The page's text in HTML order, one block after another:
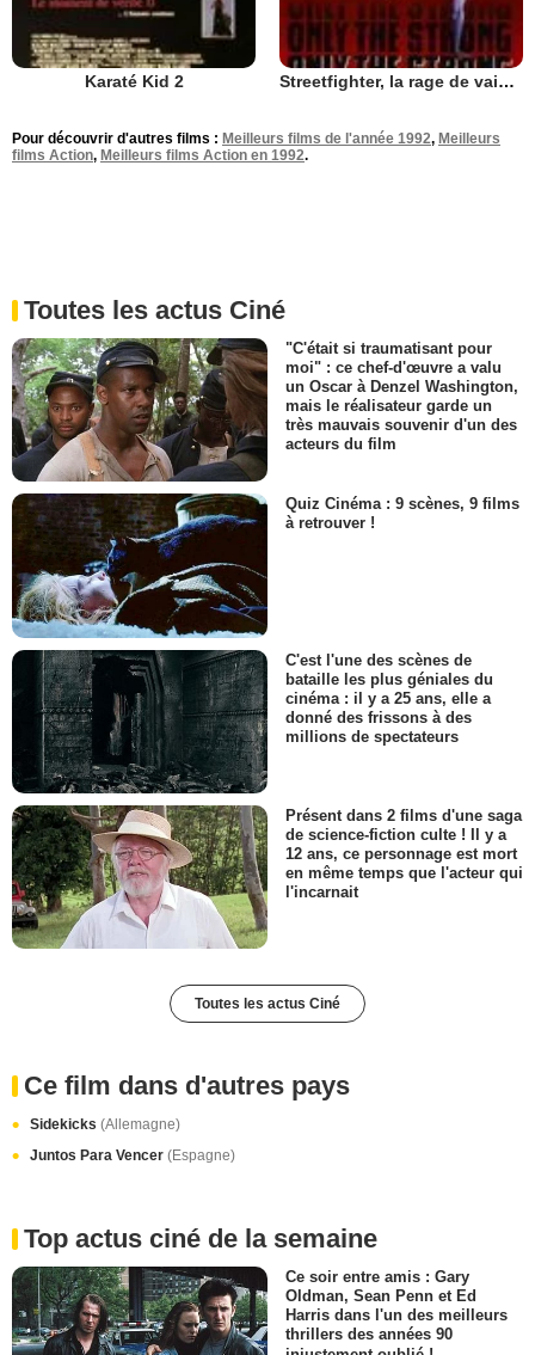
Karaté Kid 2 Streetfighter, la rage de vaincre
Pour découvrir d'autres films : Meilleurs films de l'année 1992, Meilleurs
films Action, Meilleurs films Action en 1992.
Toutes les actus Ciné
"C'était si traumatisant pour
moi" : ce chef-d'œuvre a valu
un Oscar à Denzel Washington,
mais le réalisateur garde un
très mauvais souvenir d'un des
acteurs du film
Quiz Cinéma : 9 scènes, 9 films
à retrouver !
C'est l'une des scènes de
bataille les plus géniales du
cinéma : il y a 25 ans, elle a
donné des frissons à des
millions de spectateurs
Présent dans 2 films d'une saga
de science-fiction culte ! Il y a
12 ans, ce personnage est mort
en même temps que l'acteur qui
l'incarnait
Toutes les actus Ciné
Ce film dans d'autres pays
Sidekicks (Allemagne)
Juntos Para Vencer (Espagne)
Top actus ciné de la semaine
Ce soir entre amis : Gary
Oldman, Sean Penn et Ed
Harris dans l'un des meilleurs
thrillers des années 90